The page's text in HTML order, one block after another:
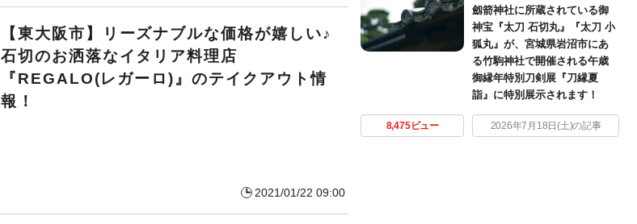
【東大阪市】リーズナブルな価格が嬉しい♪
石切のお洒落なイタリア料理店
『REGALO(レガーロ)』のテイクアウト情
報！
2021/01/22 09:00
劔箭神社に所蔵されている御
神宝『太刀 石切丸』『太刀 小
狐丸』が、宮城県岩沼市にあ
る竹駒神社で開催される午歳
御縁年特別刀剣展『刀縁夏
詣』に特別展示されます！
8,475ビュー 2026年7月18日(土)の記事